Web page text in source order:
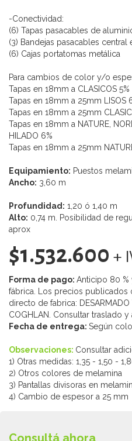
-Conectividad:
(6) Tapas pasacables de
(3) Bandejas pasacables central
(6) Cajas portatomas metálica
Para cambios de color y/o
Tapas en 18mm a CLASICOS 5%
Tapas en 18mm a 25mm LISOS
Tapas en 18mm a 25mm
Tapas en 18mm a NATURE,
HILADO 6%
Tapas en 18mm a 25mm
Equipamiento: Puestos
Ancho: 3,60 m
Profundidad: 1,20 ó 1,40 m
Alto: 0,74 m. Posibilidad de
aprox
$1.532.600 +
Forma de pago: Anticipo 80 %
fábrica. Los precios publicados
directo de fabrica: DESARMADO
COGHLAN. Consultar traslado y
Fecha de entrega: Según
Observaciones: Consultar
1) Otras medidas: 1,35 - 1,50 -
2) Otros colores de melamina
3) Pantallas divisoras en
4) Cambio de espesor a 25 mm
Consultá ahora